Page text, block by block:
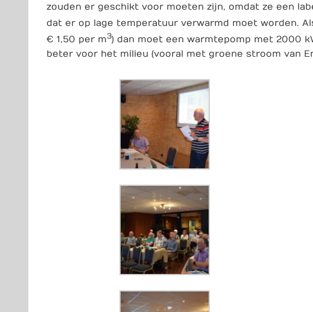
zouden er geschikt voor moeten zijn, omdat ze een
dat er op lage temperatuur verwarmd moet worden.
€ 1,50 per m3) dan moet een warmtepomp met 2000
beter voor het milieu (vooral met groene stroom van